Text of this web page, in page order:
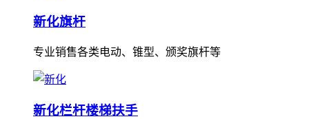
新化旗杆
专业销售各类电动、锥型、颁奖旗杆等
新化栏杆楼梯扶手